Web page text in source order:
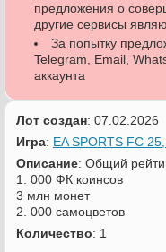
предложения о
другие сервисы
За попытку
Telegram, Email,
аккаунта
Лот создан: 07.02.2026
Игра: EA SPORTS FC
Описание: Общий
1. 000 ФК коинсов
3 млн монет
2. 000 самоцветов
Количество: 1